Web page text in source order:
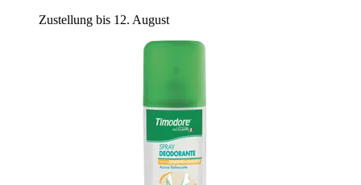
Zustellung bis 12. August